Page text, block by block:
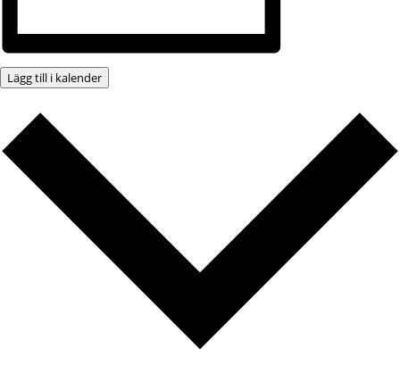
Lägg till i kalender